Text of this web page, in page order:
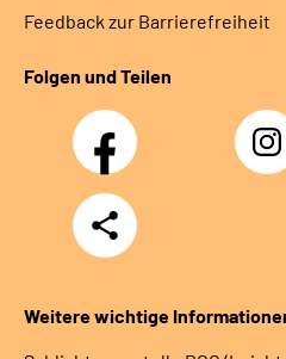
Feedback zur Barrierefreiheit
Folgen und Teilen
Facebook
Teilen
Weitere wichtige